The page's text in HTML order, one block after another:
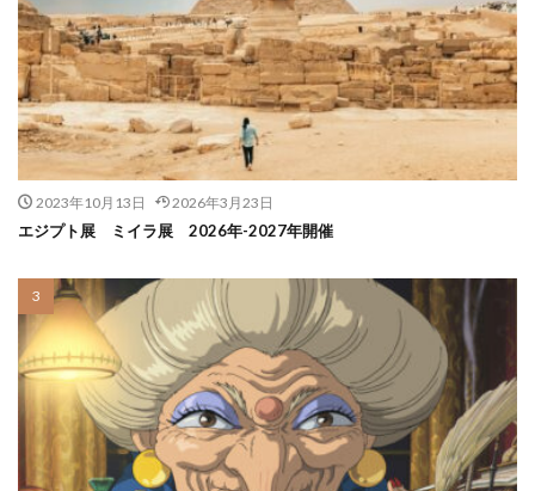
2023年10月13日 2026年3月23日
エジプト展 ミイラ展 2026年-2027年開催